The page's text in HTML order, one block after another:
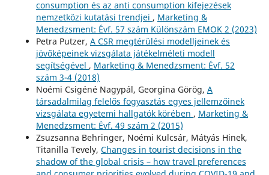
consumption és az anti consumption kifejezések
nemzetközi kutatási trendjei , Marketing &
Menedzsment: Évf. 57 szám Különszám EMOK 2 (2023)
Petra Putzer, A CSR megtérülési modelljeinek és
jövőképeinek vizsgálata játékelméleti modell
segítségével , Marketing & Menedzsment: Évf. 52
szám 3-4 (2018)
Noémi Csigéné Nagypál, Georgina Görög, A
társadalmilag felelős fogyasztás egyes jellemzőinek
vizsgálata egyetemi hallgatók körében , Marketing &
Menedzsment: Évf. 49 szám 2 (2015)
Zsuzsanna Behringer, Noémi Kulcsár, Mátyás Hinek,
Titanilla Tevely, Changes in tourist decisions in the
shadow of the global crisis – how travel preferences